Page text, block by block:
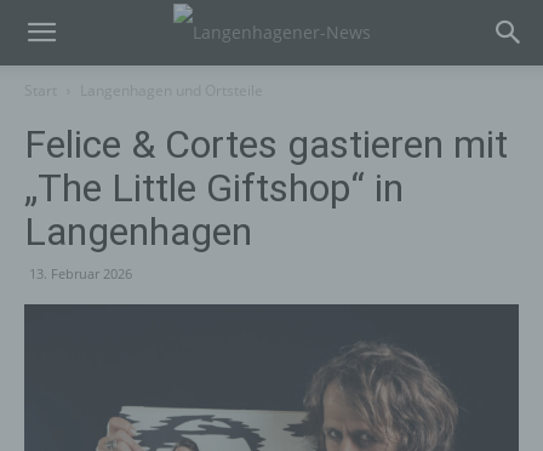
Felice & Cortes gastieren mit
„The Little Giftshop“ in
Langenhagen
13. Februar 2026